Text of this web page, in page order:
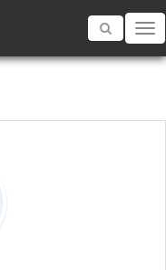
Toggle